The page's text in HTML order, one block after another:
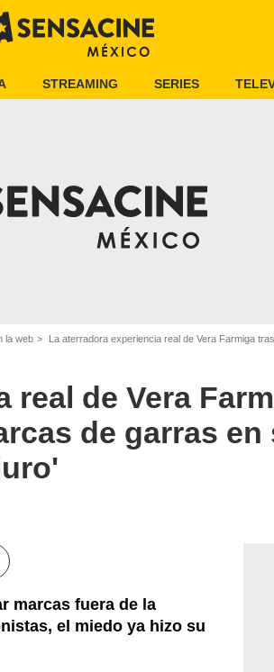
STREAMING SERIES
la web La aterradora experiencia real de Vera Farmiga tras descubrir
real de Vera
de garras en
esta noticia
marcas fuera de la
el miedo ya hizo su